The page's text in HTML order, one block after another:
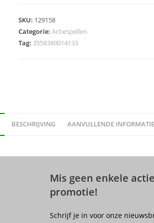
SKU: 129158
Categorie: Actiespellen
Tag: 3558380014133
BESCHRIJVING AANVULLENDE INFORMATIE
Mis geen enkele
promotie!
Schrijf je in voor onze